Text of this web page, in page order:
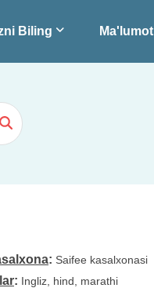
Biling Ma'lumot
: Saifee kasalxonasi
: Ingliz, hind, marathi